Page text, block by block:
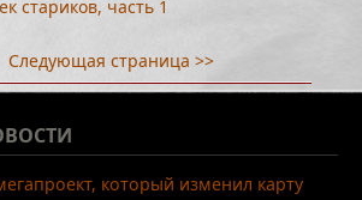
стариков, часть 1
Следующая страница >>
который изменил карту